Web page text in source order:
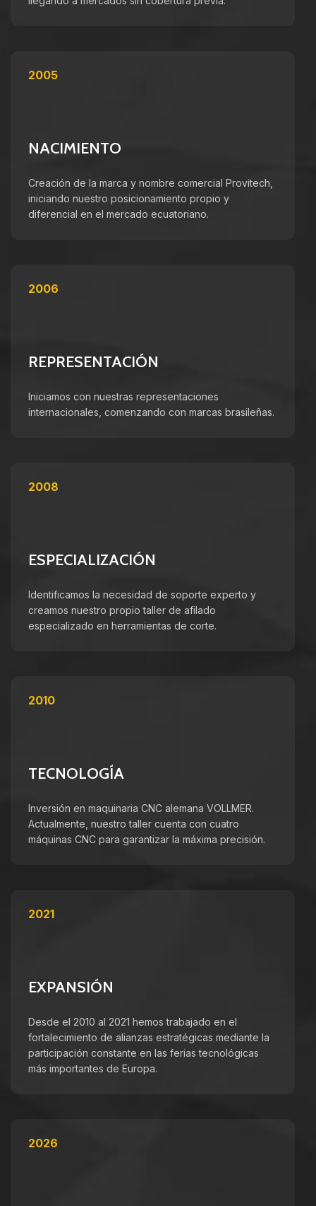
2005
NACIMIENTO
Creación de la marca y nombre comercial Provitech,
iniciando nuestro posicionamiento propio y
diferencial en el mercado ecuatoriano.
2006
REPRESENTACIÓN
Iniciamos con nuestras representaciones
internacionales, comenzando con marcas brasileñas.
2008
ESPECIALIZACIÓN
Identificamos la necesidad de soporte experto y
creamos nuestro propio taller de afilado
especializado en herramientas de corte.
2010
TECNOLOGÍA
Inversión en maquinaria CNC alemana VOLLMER.
Actualmente, nuestro taller cuenta con cuatro
máquinas CNC para garantizar la máxima precisión.
2021
EXPANSIÓN
Desde el 2010 al 2021 hemos trabajado en el
fortalecimiento de alianzas estratégicas mediante la
participación constante en las ferias tecnológicas
más importantes de Europa.
2026